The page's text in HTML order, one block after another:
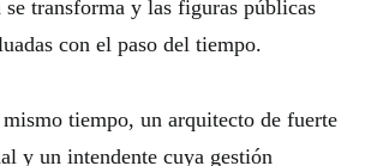
transforma y las figuras públicas
con el paso del tiempo.
tiempo, un arquitecto de fuerte
y un intendente cuya gestión